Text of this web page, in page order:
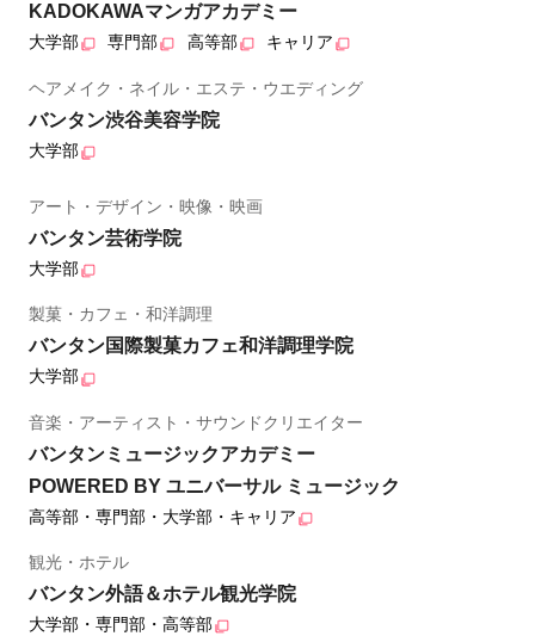
KADOKAWAマンガアカデミー
大学部 専門部 高等部 キャリア
ヘアメイク・ネイル・エステ・ウエディング
バンタン渋谷美容学院
大学部
アート・デザイン・映像・映画
バンタン芸術学院
大学部
製菓・カフェ・和洋調理
バンタン国際製菓カフェ和洋調理学院
大学部
音楽・アーティスト・サウンドクリエイター
バンタンミュージックアカデミー
POWERED BY ユニバーサル ミュージック
高等部・専門部・大学部・キャリア
観光・ホテル
バンタン外語＆ホテル観光学院
大学部・専門部・高等部